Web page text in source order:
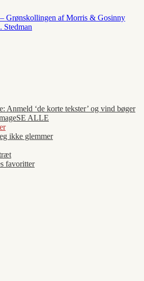
Grønskollingen af Morris & Gosinny
Anmeld ‘de korte tekster’ og vind bøger
SE ALLE
ikke glemmer
favoritter